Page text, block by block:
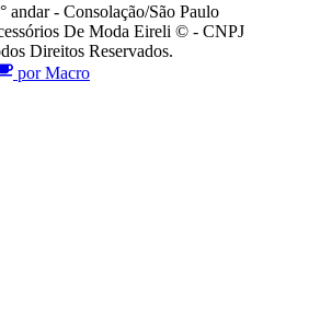
andar - Consolação/São Paulo
De Moda Eireli © - CNPJ
Direitos Reservados.
por Macro